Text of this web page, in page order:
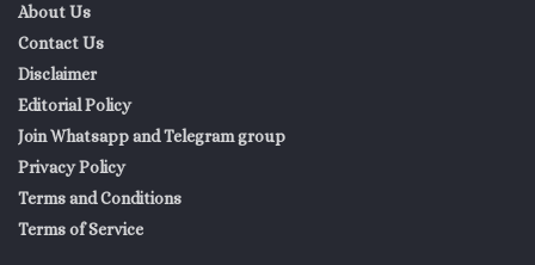
About Us
Contact Us
Disclaimer
Editorial Policy
Join Whatsapp and Telegram group
Privacy Policy
Terms and Conditions
Terms of Service